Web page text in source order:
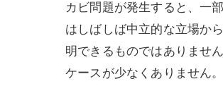
カビ問題が発生すると、一
はしばしば中立的な立場か
明できるものではありませ
ケースが少なくありません。